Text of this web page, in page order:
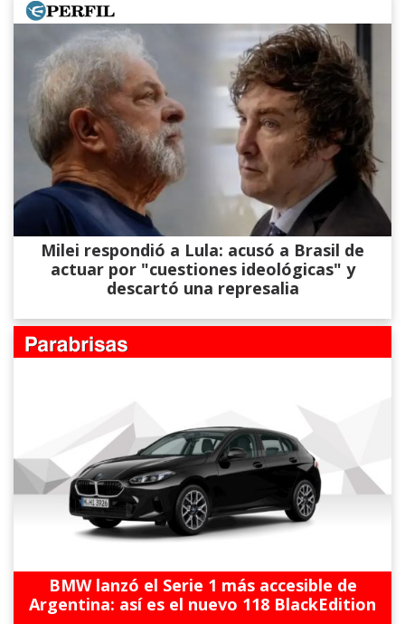
Milei respondió a Lula: acusó a Brasil de
actuar por "cuestiones ideológicas" y
descartó una represalia
BMW lanzó el Serie 1 más accesible de
Argentina: así es el nuevo 118 BlackEdition